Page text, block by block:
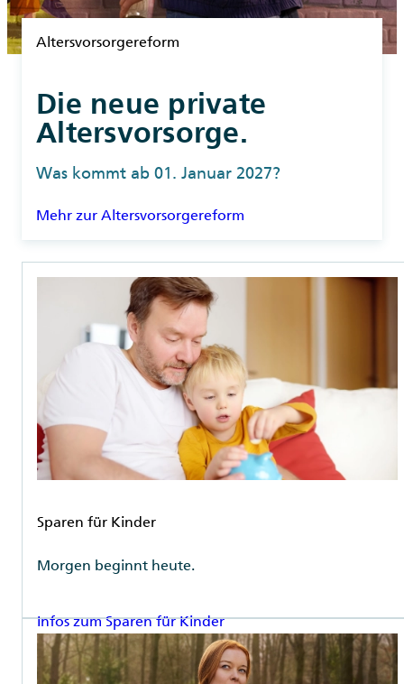
Rubrik
Altersvorsorgereform
Die neue private
Altersvorsorge.
Was kommt ab 01. Januar 2027?
Mehr zur Altersvorsorgereform
Rubrik
Sparen für Kinder
Morgen beginnt heute.
Infos zum Sparen für Kinder